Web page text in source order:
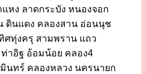
หง ลาดกระบัง หนองจอก
ดินแดง คลองสาน อ่อนนุช
ศทุ่งครุ สามพราน แถว
าอิฐ อ้อมน้อย คลอง4
นทร์ คลองหลวง นครนายก